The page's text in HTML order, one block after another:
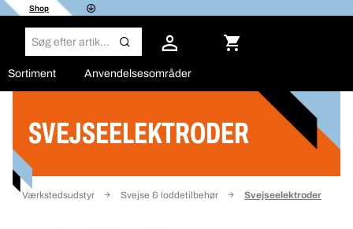
Shop
Sortiment Anvendelsesområder
SVEJSEELEKTRODER
Værkstedsudstyr Svejse & loddetilbehør Svejseelektroder
Filter